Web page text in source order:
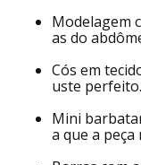
Modelagem
as do
Cós em
uste perfeito.
Mini
a que a